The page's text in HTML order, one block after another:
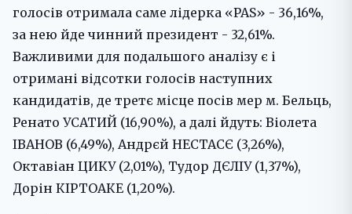
голосів отримала саме лідерка «PAS» - 36,16%,
за нею йде чинний президент - 32,61%.
Важливими для подальшого аналізу є і
отримані відсотки голосів наступних
кандидатів, де третє місце посів мер м. Бельць,
Ренато УСАТИЙ (16,90%), а далі йдуть: Віолета
ІВАНОВ (6,49%), Андрєй НЕСТАСЄ (3,26%),
Октавіан ЦИКУ (2,01%), Тудор ДЄЛІУ (1,37%),
Дорін КІРТОАКЕ (1,20%).